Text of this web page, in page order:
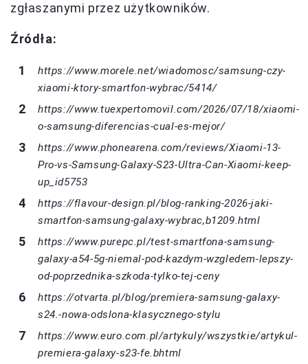
zgłaszanymi przez użytkowników.
Źródła:
https://www.morele.net/wiadomosc/samsung-czy-
xiaomi-ktory-smartfon-wybrac/5414/
https://www.tuexpertomovil.com/2026/07/18/xiaomi-
o-samsung-diferencias-cual-es-mejor/
https://www.phonearena.com/reviews/Xiaomi-13-
Pro-vs-Samsung-Galaxy-S23-Ultra-Can-Xiaomi-keep-
up_id5753
https://flavour-design.pl/blog-ranking-2026-jaki-
smartfon-samsung-galaxy-wybrac,b1209.html
https://www.purepc.pl/test-smartfona-samsung-
galaxy-a54-5g-niemal-pod-kazdym-wzgledem-lepszy-
od-poprzednika-szkoda-tylko-tej-ceny
https://otvarta.pl/blog/premiera-samsung-galaxy-
s24.-nowa-odslona-klasycznego-stylu
https://www.euro.com.pl/artykuly/wszystkie/artykul-
premiera-galaxy-s23-fe.bhtml